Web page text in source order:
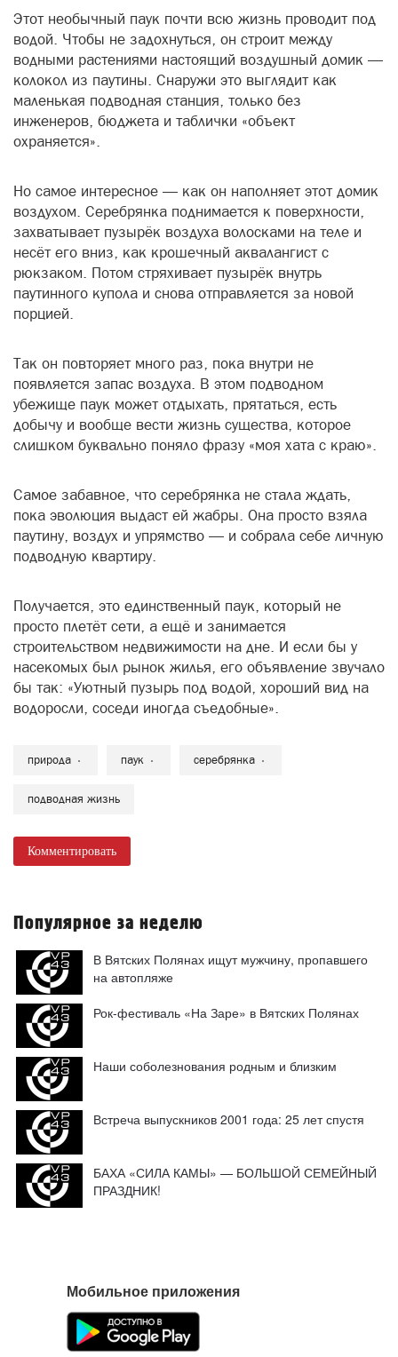
Этот необычный паук почти всю жизнь проводит под
водой. Чтобы не задохнуться, он строит между
водными растениями настоящий воздушный домик —
колокол из паутины. Снаружи это выглядит как
маленькая подводная станция, только без
инженеров, бюджета и таблички «объект
охраняется».
Но самое интересное — как он наполняет этот домик
воздухом. Серебрянка поднимается к поверхности,
захватывает пузырёк воздуха волосками на теле и
несёт его вниз, как крошечный аквалангист с
рюкзаком. Потом стряхивает пузырёк внутрь
паутинного купола и снова отправляется за новой
порцией.
Так он повторяет много раз, пока внутри не
появляется запас воздуха. В этом подводном
убежище паук может отдыхать, прятаться, есть
добычу и вообще вести жизнь существа, которое
слишком буквально поняло фразу «моя хата с краю».
Самое забавное, что серебрянка не стала ждать,
пока эволюция выдаст ей жабры. Она просто взяла
паутину, воздух и упрямство — и собрала себе личную
подводную квартиру.
Получается, это единственный паук, который не
просто плетёт сети, а ещё и занимается
строительством недвижимости на дне. И если бы у
насекомых был рынок жилья, его объявление звучало
бы так: «Уютный пузырь под водой, хороший вид на
водоросли, соседи иногда съедобные».
природа паук серебрянка
подводная жизнь
Комментировать
Популярное за неделю
В Вятских Полянах ищут мужчину, пропавшего
на автопляже
Рок-фестиваль «На Заре» в Вятских Полянах
Наши соболезнования родным и близким
Встреча выпускников 2001 года: 25 лет спустя
БАХА «СИЛА КАМЫ» — БОЛЬШОЙ СЕМЕЙНЫЙ
ПРАЗДНИК!
Мобильное приложения